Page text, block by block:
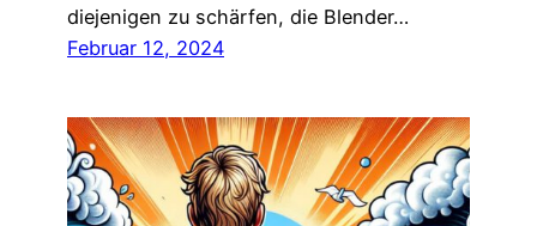
diejenigen zu schärfen, die Blender…
Februar 12, 2024